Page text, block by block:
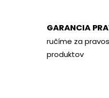
GARANCIA
ručíme za
produktov